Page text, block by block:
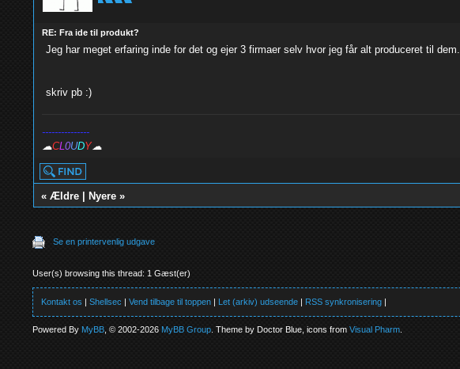
RE: Fra ide til produkt?
Jeg har meget erfaring inde for det og ejer 3 firmaer selv hvor jeg får alt produceret til dem.
skriv pb :)
---------------
☁CL0UDY☁
« Ældre| Nyere»
Se en printervenlig udgave
User(s) browsing this thread: 1 Gæst(er)
Kontakt os |Shellsec |Vend tilbage til toppen | Let (arkiv) udseende | RSS synkronisering |
Powered ByMyBB , © 2002-2026MyBB Group . Theme by Doctor Blue, icons fromVisual Pharm